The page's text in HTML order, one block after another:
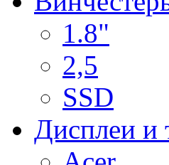
1.8"
2,5
SSD
Дисплеи и